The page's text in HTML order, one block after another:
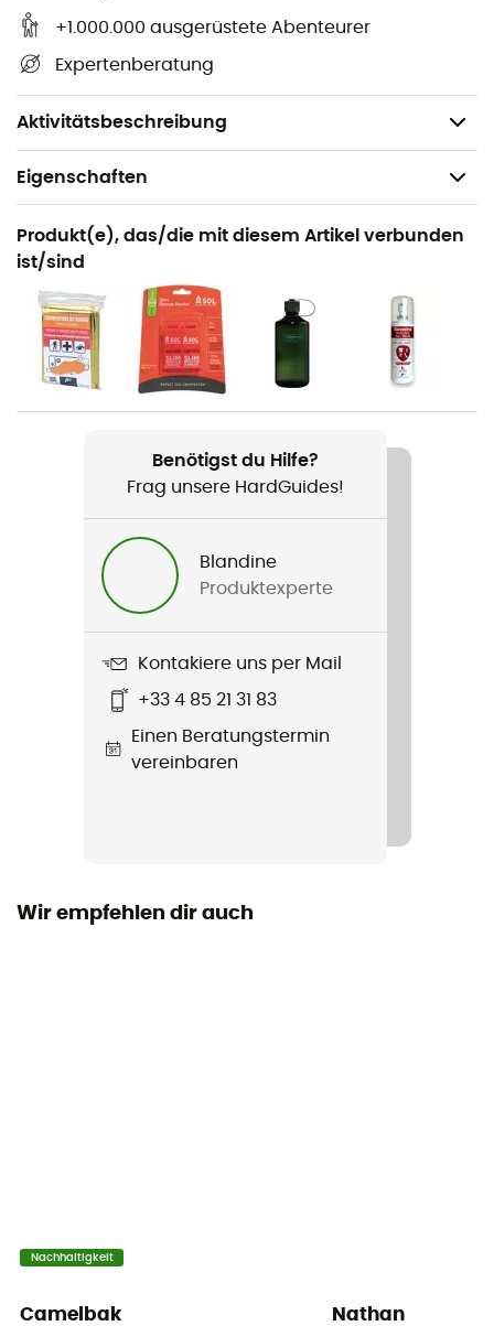
+1.000.000 ausgerüstete Abenteurer
Expertenberatung
Aktivitätsbeschreibung
AirScape™-Rückenteil aus gerilltem Schaumstoff erhöht
die Luftzirkulation und den Nutzungskomfort. Der
vonOspreyist eine praktische und bequeme
Hüfttasche, die dich auf all deinen Abenteuern begleiten
wird.
Eigenschaften
Geeignet für
Wandern / Trekking
Geschlecht
Herren
Gewicht
410 g
Trinksystem : Kompatibel
Produkt(e), das/die mit diesem Artikel verbunden
ist/sind
Benötigst du Hilfe?
Frag unsere HardGuides!
Blandine
Produktexperte
Kontakiere uns per Mail
+33 4 85 21 31 83
Einen Beratungstermin
vereinbaren
Wir empfehlen dir auch
Nachhaltigkeit
Camelbak Nathan